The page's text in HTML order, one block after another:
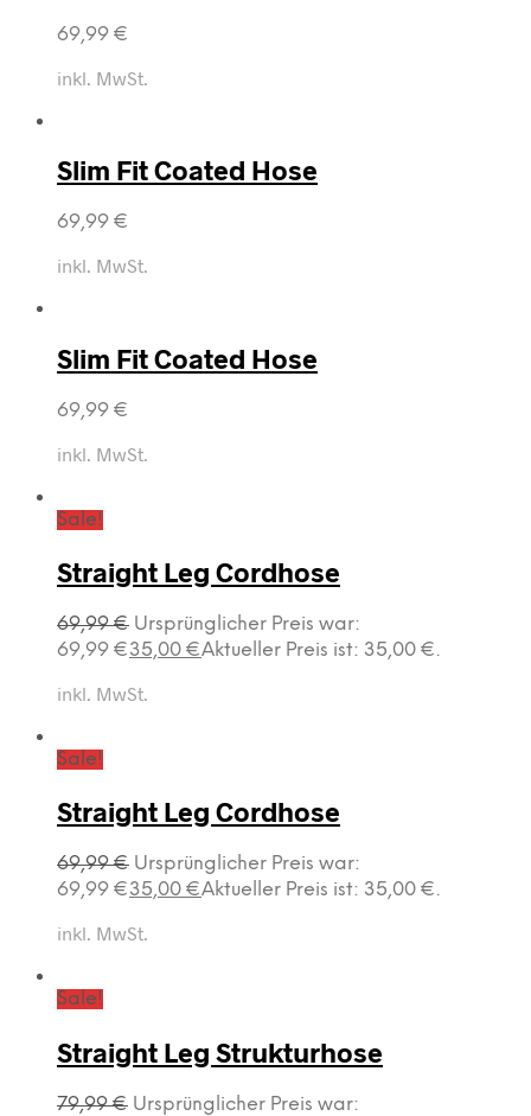
69,99 €
inkl. MwSt.
Slim Fit Coated Hose
69,99 €
inkl. MwSt.
Slim Fit Coated Hose
69,99 €
inkl. MwSt.
Sale!
Straight Leg Cordhose
69,99€ Ursprünglicher Preis war:
69,99 €35,00 €Aktueller Preis ist: 35,00 €.
inkl. MwSt.
Sale!
Straight Leg Cordhose
69,99€ Ursprünglicher Preis war:
69,99 €35,00 €Aktueller Preis ist: 35,00 €.
inkl. MwSt.
Sale!
Straight Leg Strukturhose
79,99€ Ursprünglicher Preis war: